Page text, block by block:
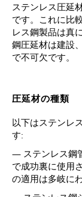
ステンレス圧延
です。これに比
レス鋼製品は真
鋼圧延材は建設
で不可欠です。
圧延材の種類
以下はステンレ
す:
— ステンレス鋼
で成功裏に使用
の適用は多岐に